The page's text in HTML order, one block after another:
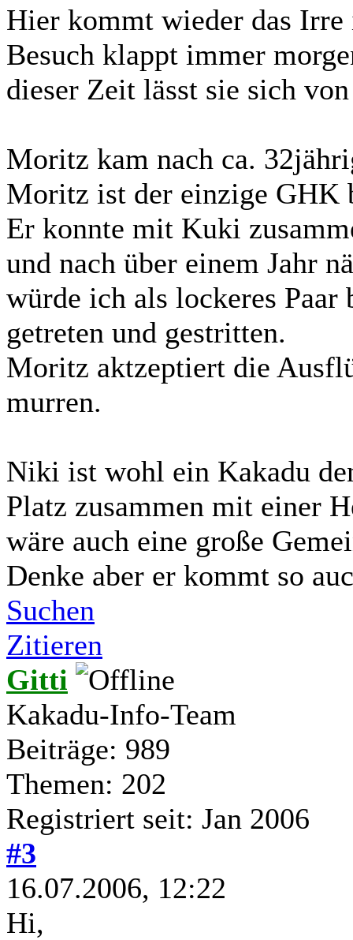
Hier kommt wieder das
Besuch klappt immer
dieser Zeit lässt sie sich
Moritz kam nach ca.
Moritz ist der einzige GHK
Er konnte mit Kuki
und nach über einem Jahr
würde ich als lockeres
getreten und gestritten.
Moritz aktzeptiert die
murren.
Niki ist wohl ein Kakadu
Platz zusammen mit einer
wäre auch eine große
Denke aber er kommt so
Suchen
Zitieren
Gitti
Kakadu-Info-Team
Beiträge: 989
Themen: 202
Registriert seit: Jan 2006
#3
16.07.2006, 12:22
Hi,